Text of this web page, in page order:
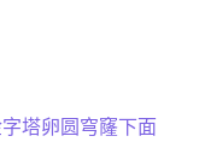
塔卵圆穹窿下面